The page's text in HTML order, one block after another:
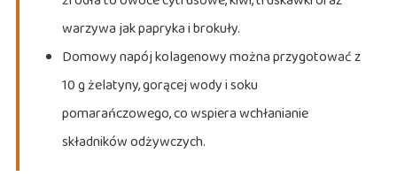
warzywa jak papryka i brokuły.
Domowy napój kolagenowy można przygotować z
10 g żelatyny, gorącej wody i soku
pomarańczowego, co wspiera wchłanianie
składników odżywczych.